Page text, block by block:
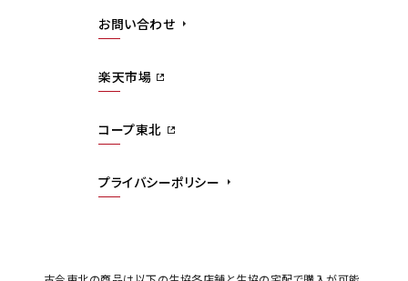
お問い合わせ
楽天市場
コープ東北
プライバシーポリシー